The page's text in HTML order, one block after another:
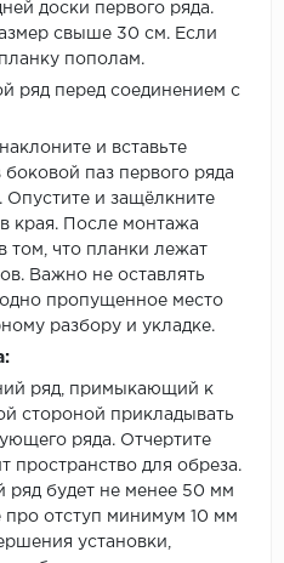
доски первого ряда.
свыше 30 см. Если
пополам.
ряд перед соединением с
и вставьте
паз первого ряда
Опустите и защёлкните
края. После монтажа
том, что планки лежат
Важно не оставлять
одно пропущенное место
разбору и укладке.
ряд, примыкающий к
стороной прикладывать
ряда. Отчертите
пространство для обреза.
ряд будет не менее 50 мм
отступ минимум 10 мм
установки,